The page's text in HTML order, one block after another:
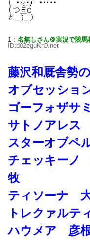
1： 名無しさん＠実況で競馬
ID:d02eguKn0.net
藤沢和厩舎勢の
オブセッショ
ゴーフォザサ
サトノアレス
スターオブペ
チェッキーノ
牧
ティソーナ
トレクァルテ
ハウメア 彦